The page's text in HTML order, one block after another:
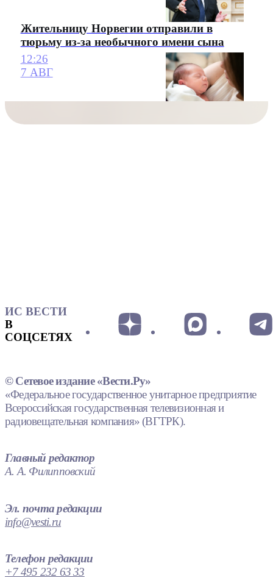
Жительницу Норвегии отправили в
тюрьму из-за необычного имени сына
12:26
7 АВГ
ИС ВЕСТИ
В
СОЦСЕТЯХ
© Сетевое издание «Вести.Ру»
«Федеральное государственное унитарное предприятие
Всероссийская государственная телевизионная и
радиовещательная компания» (ВГТРК).
Главный редактор
А. А. Филипповский
Эл. почта редакции
info@vesti.ru
Телефон редакции
+7 495 232 63 33